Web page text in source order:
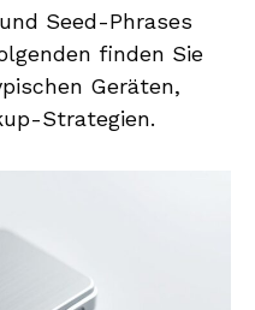
Seed-Phrases
finden Sie
Geräten,
Strategien.